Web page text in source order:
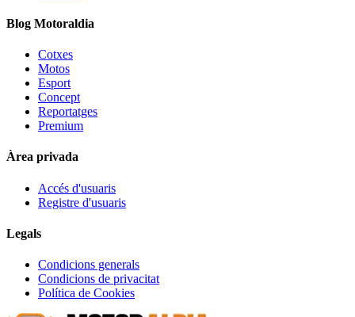
Blog Motoraldia
Cotxes
Motos
Esport
Concept
Reportatges
Premium
Àrea privada
Accés d'usuaris
Registre d'usuaris
Legals
Condicions generals
Condicions de privacitat
Política de Cookies